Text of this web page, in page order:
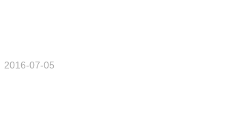
2016-07-05